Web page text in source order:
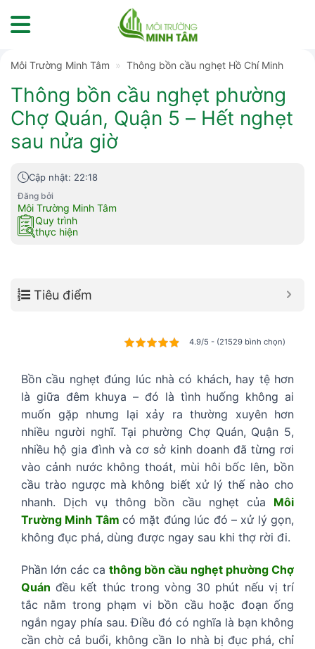
to
Môi Trường Minh Tâm » Thông bồn cầu nghẹt Hồ Chí Minh
Thông bồn cầu nghẹt phường
Chợ Quán, Quận 5 – Hết nghẹt
sau nửa giờ
Cập nhật: 22:18
Đăng bởi
Môi Trường Minh Tâm
Quy trình
thực hiện
Tiêu điểm
4.9/5 - (21529 bình chọn)
Bồn cầu nghẹt đúng lúc nhà có khách, hay tệ hơn
là giữa đêm khuya – đó là tình huống không ai
muốn gặp nhưng lại xảy ra thường xuyên hơn
nhiều người nghĩ. Tại phường Chợ Quán, Quận 5,
nhiều hộ gia đình và cơ sở kinh doanh đã từng rơi
vào cảnh nước không thoát, mùi hôi bốc lên, bồn
cầu trào ngược mà không biết xử lý thế nào cho
nhanh. Dịch vụ thông bồn cầu nghẹt của Môi
Trường Minh Tâm có mặt đúng lúc đó – xử lý gọn,
không đục phá, dùng được ngay sau khi thợ rời đi.
Phần lớn các ca thông bồn cầu nghẹt phường Chợ
Quán đều kết thúc trong vòng 30 phút nếu vị trí
tắc nằm trong phạm vi bồn cầu hoặc đoạn ống
ngắn ngay phía sau. Điều đó có nghĩa là bạn không
cần chờ cả buổi, không cần lo nhà bị đục phá, chỉ